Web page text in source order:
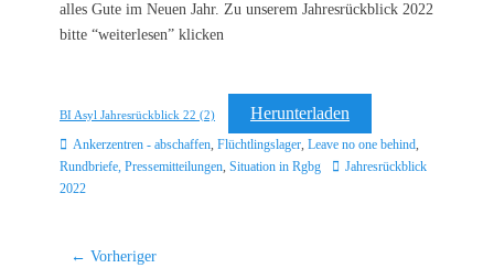
alles Gute im Neuen Jahr. Zu unserem Jahresrückblick 2022
bitte “weiterlesen” klicken
BI Asyl Jahresrückblick 22 (2) Herunterladen
Kategorien
Ankerzentren - abschaffen, Flüchtlingslager, Leave no one behind,
Rundbriefe, Pressemitteilungen, Situation in Rgbg Schlagworte
Jahresrückblick
2022
Beitragsnavigation
← Vorheriger